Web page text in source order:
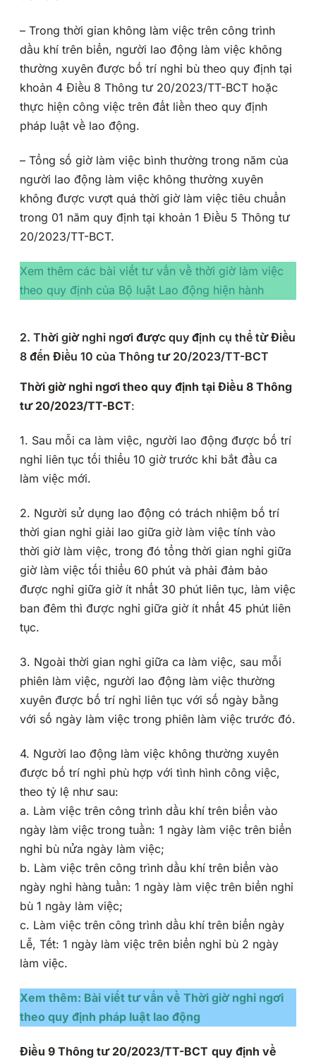
– Trong thời gian không làm việc trên công trình
dầu khí trên biển, người lao động làm việc không
thường xuyên được bố trí nghỉ bù theo quy định tại
khoản 4 Điều 8 Thông tư 20/2023/TT-BCT hoặc
thực hiện công việc trên đất liền theo quy định
pháp luật về lao động.
– Tổng số giờ làm việc bình thường trong năm của
người lao động làm việc không thường xuyên
không được vượt quá thời giờ làm việc tiêu chuẩn
trong 01 năm quy định tại khoản 1 Điều 5 Thông tư
20/2023/TT-BCT.
Xem thêm các bài viết tư vấn về thời giờ làm việc
theo quy định của Bộ luật Lao động hiện hành
2. Thời giờ nghỉ ngơi được quy định cụ thể từ Điều
8 đến Điều 10 của Thông tư 20/2023/TT-BCT
Thời giờ nghỉ ngơi theo quy định tại Điều 8 Thông
tư 20/2023/TT-BCT:
1. Sau mỗi ca làm việc, người lao động được bố trí
nghỉ liên tục tối thiểu 10 giờ trước khi bắt đầu ca
làm việc mới.
2. Người sử dụng lao động có trách nhiệm bố trí
thời gian nghỉ giải lao giữa giờ làm việc tính vào
thời giờ làm việc, trong đó tổng thời gian nghỉ giữa
giờ làm việc tối thiểu 60 phút và phải đảm bảo
được nghỉ giữa giờ ít nhất 30 phút liên tục, làm việc
ban đêm thì được nghỉ giữa giờ ít nhất 45 phút liên
tục.
3. Ngoài thời gian nghỉ giữa ca làm việc, sau mỗi
phiên làm việc, người lao động làm việc thường
xuyên được bố trí nghỉ liên tục với số ngày bằng
với số ngày làm việc trong phiên làm việc trước đó.
4. Người lao động làm việc không thường xuyên
được bố trí nghỉ phù hợp với tình hình công việc,
theo tỷ lệ như sau:
a. Làm việc trên công trình dầu khí trên biển vào
ngày làm việc trong tuần: 1 ngày làm việc trên biển
nghỉ bù nửa ngày làm việc;
b. Làm việc trên công trình dầu khí trên biển vào
ngày nghỉ hàng tuần: 1 ngày làm việc trên biển nghỉ
bù 1 ngày làm việc;
c. Làm việc trên công trình dầu khí trên biển ngày
Lễ, Tết: 1 ngày làm việc trên biển nghỉ bù 2 ngày
làm việc.
Xem thêm: Bài viết tư vấn về Thời giờ nghỉ ngơi
theo quy định pháp luật lao động
Điều 9 Thông tư 20/2023/TT-BCT quy định về